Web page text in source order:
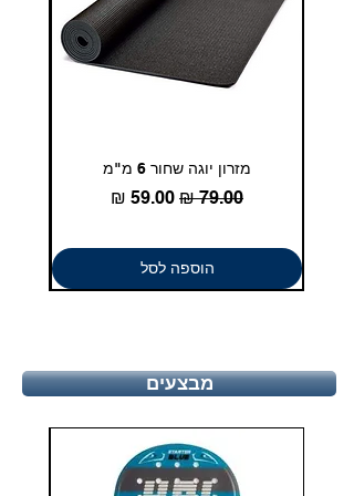
מזרון יוגה שחור 6 מ"מ
מחיר רגילמחיר מבצע
הוספה לסל
מבצעים